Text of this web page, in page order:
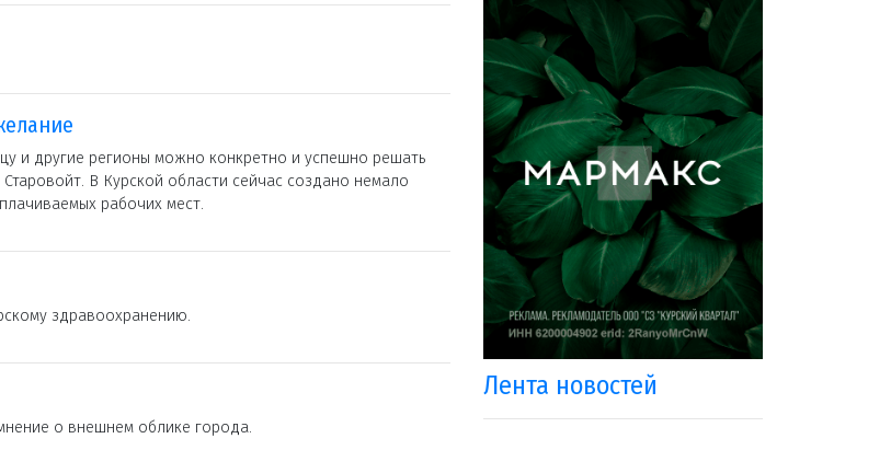
и другие регионы можно конкретно и успешно решать
В Курской области сейчас создано немало
рабочих мест.
здравоохранению.
о внешнем облике города.
Лента новостей